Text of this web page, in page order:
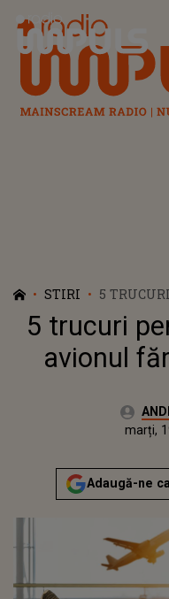
Radio Impuls
STIRI
5
AVIONUL
5 trucuri
avionul
Autor:
luni, 19 decembrie 2022
marți,
Adaugă-ne